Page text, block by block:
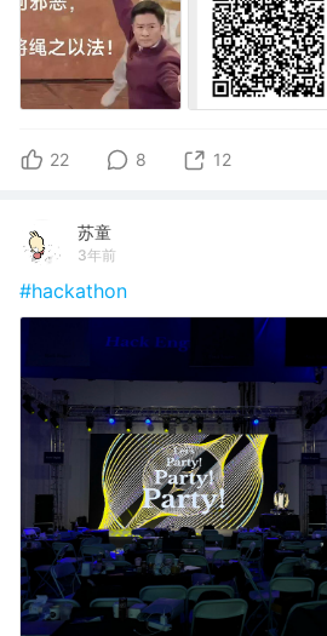
22 8 12
苏童
3年前
#hackathon